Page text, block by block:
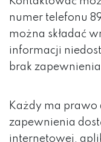
numer telefonu
można składać
informacji
brak
Każdy ma
zapewnienia
internetowej,